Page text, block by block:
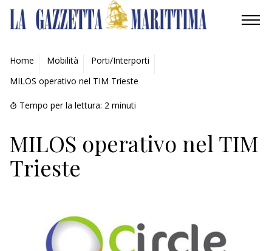
AMBIENTE
MOBILITÀ
INDUSTRIA
RICERCA
ECONOMIA
CULTURA
Home Mobilità
Porti/Interporti
MILOS operativo nel TIM Trieste
Tempo per la lettura: 2 minuti
MILOS operativo nel TIM
Trieste